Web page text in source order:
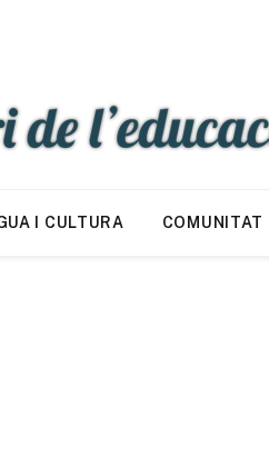
I CULTURA COMUNITAT